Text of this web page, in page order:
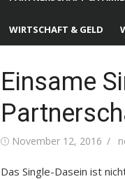
WIRTSCHAFT & GELD
Einsame
Posted
November 12, 2016
Das Single-Dasein ist